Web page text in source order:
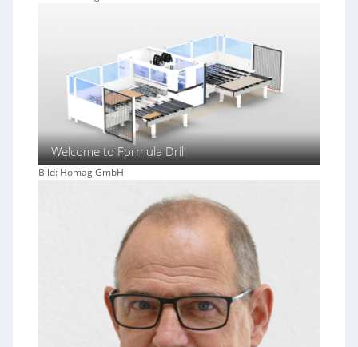
Welcome to Formula Drill
Bild: Homag GmbH